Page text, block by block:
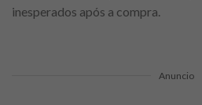
inesperados após a compra.
Anuncio